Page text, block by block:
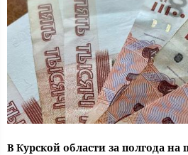
В Курской области за полгода на